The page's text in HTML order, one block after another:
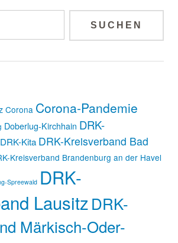
Corona Corona-Pandemie
Doberlug-Kirchhain DRK-
DRK-Kita DRK-Kreisverband Bad
Kreisverband Brandenburg an der Havel
Spreewald DRK-
LausitzDRK-
Märkisch-Oder-